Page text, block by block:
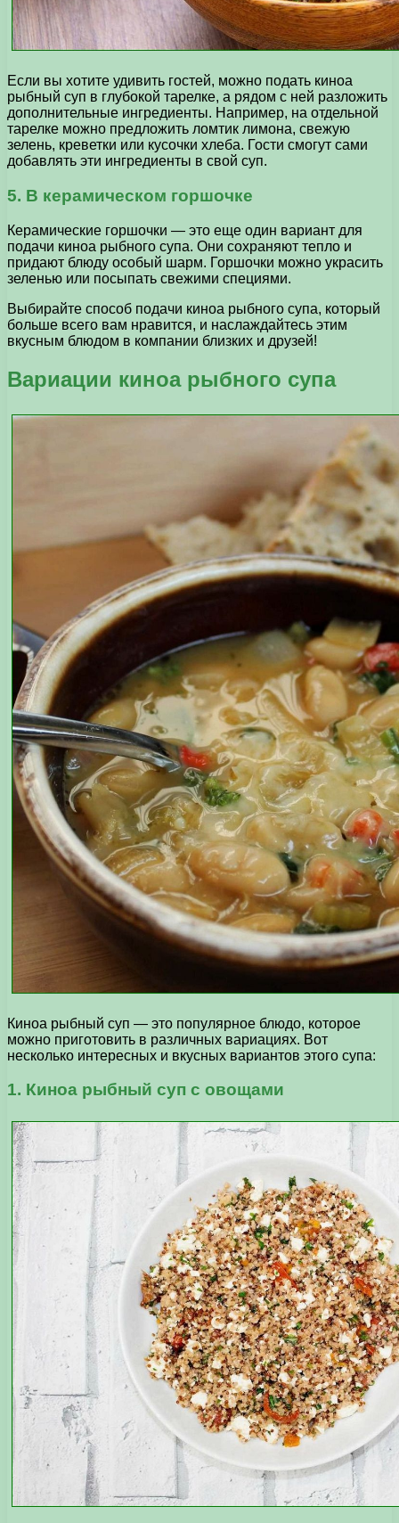
Если вы хотите удивить гостей, можно подать киноа
рыбный суп в глубокой тарелке, а рядом с ней разложить
дополнительные ингредиенты. Например, на отдельной
тарелке можно предложить ломтик лимона, свежую
зелень, креветки или кусочки хлеба. Гости смогут сами
добавлять эти ингредиенты в свой суп.
5. В керамическом горшочке
Керамические горшочки — это еще один вариант для
подачи киноа рыбного супа. Они сохраняют тепло и
придают блюду особый шарм. Горшочки можно украсить
зеленью или посыпать свежими специями.
Выбирайте способ подачи киноа рыбного супа, который
больше всего вам нравится, и наслаждайтесь этим
вкусным блюдом в компании близких и друзей!
Вариации киноа рыбного супа
Киноа рыбный суп — это популярное блюдо, которое
можно приготовить в различных вариациях. Вот
несколько интересных и вкусных вариантов этого супа:
1. Киноа рыбный суп с овощами